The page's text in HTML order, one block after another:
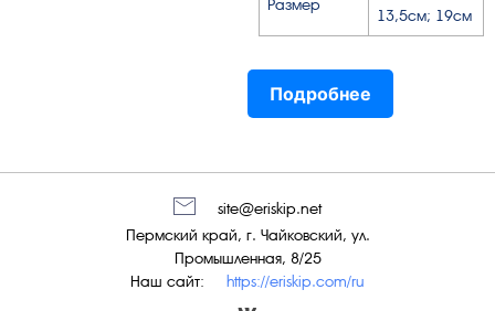
Размер
13,5см; 19см
Подробнее
Наш сайт: https://eriskip.com/ru
Пермский край, г. Чайковский, ул.
Промышленная, 8/25
site@eriskip.net